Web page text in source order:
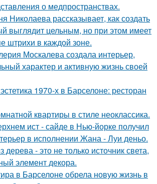
о медпространствах.
Николаева рассказывает, как создать
выглядит цельным, но при этом имеет
штрихи в каждой зоне.
Москалева создала интерьер,
характер и активную жизнь своей
1970-х в Барселоне: ресторан
квартиры в стиле неоклассика.
ист - сайде в Нью-йорке получил
в исполнении Жана - Луи деньо.
дерева - это не только источник света,
элемент декора.
в Барселоне обрела новую жизнь в